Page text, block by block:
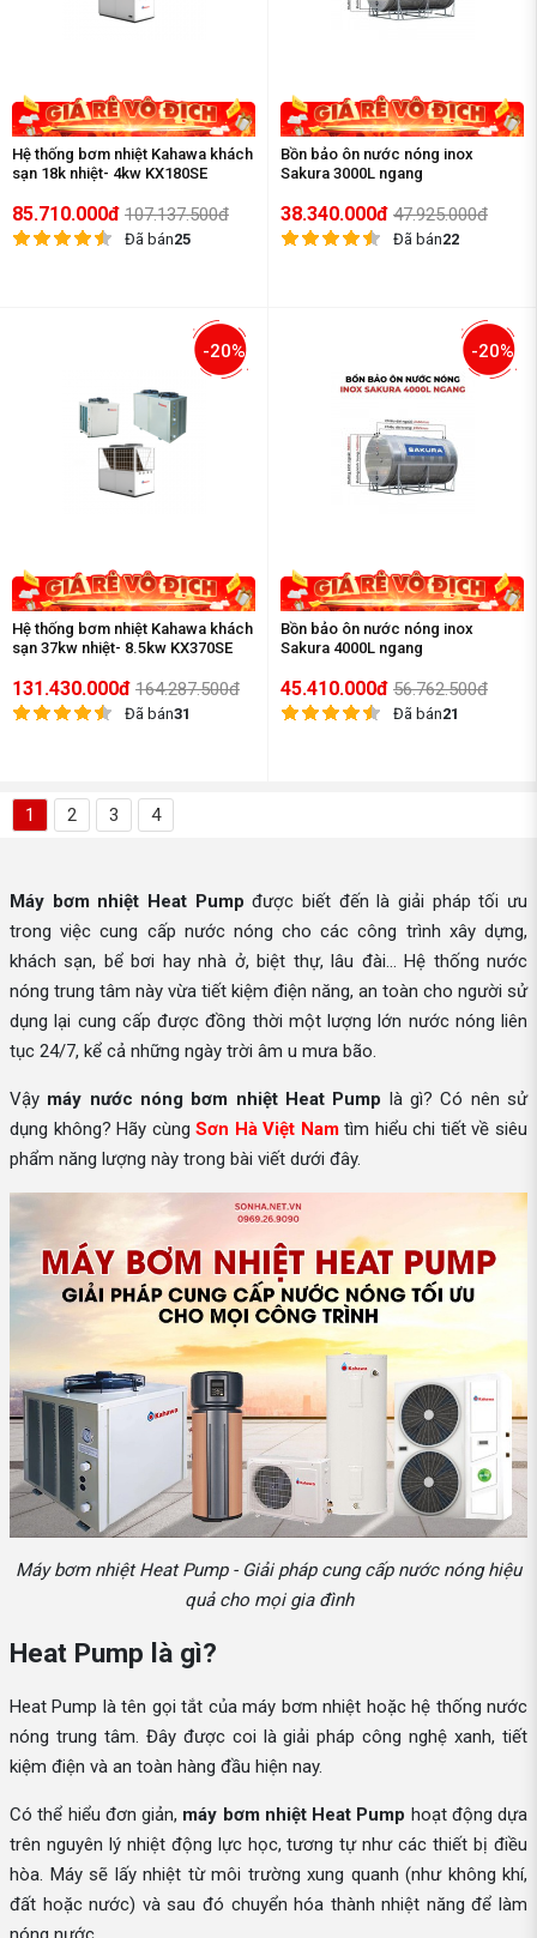
Hệ thống bơm nhiệt Kahawa khách
sạn 18k nhiệt- 4kw KX180SE
85.710.000đ 107.137.500đ
Đã bán25
Bồn bảo ôn nước nóng inox
Sakura 3000L ngang
38.340.000đ 47.925.000đ
Đã bán22
-20%
Hệ thống bơm nhiệt Kahawa khách
sạn 37kw nhiệt- 8.5kw KX370SE
131.430.000đ 164.287.500đ
Đã bán31
-20%
Bồn bảo ôn nước nóng inox
Sakura 4000L ngang
45.410.000đ 56.762.500đ
Đã bán21
1 2 3 4
Máy bơm nhiệt Heat Pump được biết đến là giải pháp tối ưu
trong việc cung cấp nước nóng cho các công trình xây dựng,
khách sạn, bể bơi hay nhà ở, biệt thự, lâu đài… Hệ thống nước
nóng trung tâm này vừa tiết kiệm điện năng, an toàn cho người sử
dụng lại cung cấp được đồng thời một lượng lớn nước nóng liên
tục 24/7, kể cả những ngày trời âm u mưa bão.
Vậy máy nước nóng bơm nhiệt Heat Pump là gì? Có nên sử
dụng không? Hãy cùngSơn Hà Việt Namtìm hiểu chi tiết về siêu
phẩm năng lượng này trong bài viết dưới đây.
Máy bơm nhiệt Heat Pump - Giải pháp cung cấp nước nóng hiệu
quả cho mọi gia đình
Heat Pump là gì?
Heat Pump là tên gọi tắt của máy bơm nhiệt hoặc hệ thống nước
nóng trung tâm. Đây được coi là giải pháp công nghệ xanh, tiết
kiệm điện và an toàn hàng đầu hiện nay.
Có thể hiểu đơn giản, máy bơm nhiệt Heat Pump hoạt động dựa
trên nguyên lý nhiệt động lực học, tương tự như các thiết bị điều
hòa. Máy sẽ lấy nhiệt từ môi trường xung quanh (như không khí,
đất hoặc nước) và sau đó chuyển hóa thành nhiệt năng để làm